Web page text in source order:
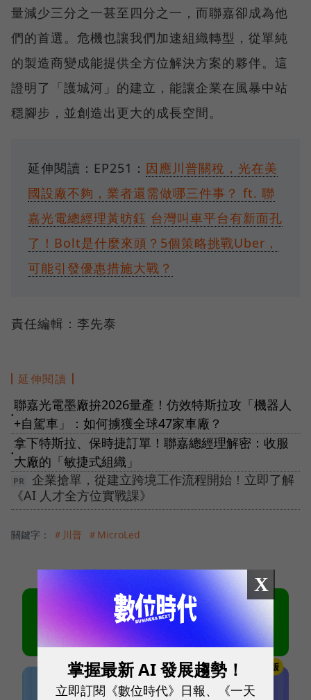
量減少三分之一甚至四分之一，而聯嘉卻成為他
們的首選。危機也讓我們加速組織轉型，從單純
的製造商變成能提供全方位解決方案的夥伴。這
證明了「護城河」的建立，能讓企業在風暴中站
穩腳步，並創造出更大的成長空間。
延伸閱讀：EP251： 因應川普關稅，光在美
國設廠不夠，業者還需做哪三件事？ ft. 聯
嘉光電總經理黃昉鈺 台灣叫車平台有新面孔
了！Bolt是什麼來頭？5個策略挑戰Uber，
可能引發優惠措施大戰？
責任編輯：李先泰
延伸閱讀
●
聯嘉光電墨廠拚2026量產！仿效特斯拉攻「機器人
+自駕車」：如何擄獲全球47家車廠？
●
拿下特斯拉、保時捷訂單！聯嘉總經理解密：收服
大廠的「敏捷式組織」
企業搶單，從建立跨境工作流程開始！立即了解
《AI 人才全方位實戰課》
關鍵字： ＃川普 ＃MicroLed
X
掌握最新 AI 發展趨勢！
立即訂閱《數位時代》日報、《一天